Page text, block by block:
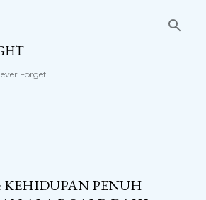
Forget
KEHIDUPAN PENUH